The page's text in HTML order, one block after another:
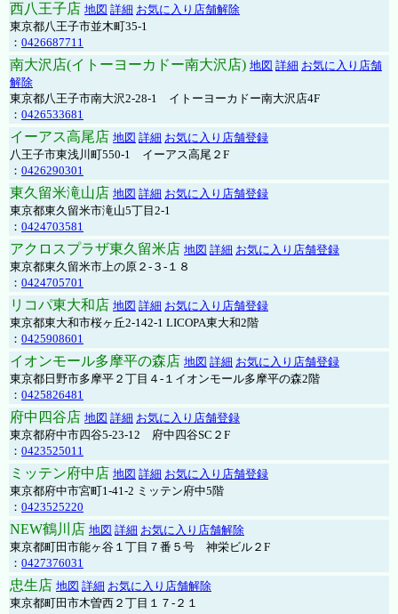
西八王子店 地図 詳細 お気に入り店舗解除
東京都八王子市並木町35-1
： 0426687711
南大沢店(イトーヨーカドー南大沢店) 地図 詳細 お気に入り店舗
解除
東京都八王子市南大沢2-28-1 イトーヨーカドー南大沢店4F
： 0426533681
イーアス高尾店 地図 詳細 お気に入り店舗登録
八王子市東浅川町550-1 イーアス高尾２F
： 0426290301
東久留米滝山店 地図 詳細 お気に入り店舗登録
東京都東久留米市滝山5丁目2-1
： 0424703581
アクロスプラザ東久留米店 地図 詳細 お気に入り店舗登録
東京都東久留米市上の原２-３-１８
： 0424705701
リコパ東大和店 地図 詳細 お気に入り店舗登録
東京都東大和市桜ヶ丘2-142-1 LICOPA東大和2階
： 0425908601
イオンモール多摩平の森店 地図 詳細 お気に入り店舗登録
東京都日野市多摩平２丁目４-１イオンモール多摩平の森2階
： 0425826481
府中四谷店 地図 詳細 お気に入り店舗登録
東京都府中市四谷5-23-12 府中四谷SC２F
： 0423525011
ミッテン府中店 地図 詳細 お気に入り店舗登録
東京都府中市宮町1-41-2 ミッテン府中5階
： 0423525220
NEW鶴川店 地図 詳細 お気に入り店舗解除
東京都町田市能ヶ谷１丁目７番５号 神栄ビル２F
： 0427376031
忠生店 地図 詳細 お気に入り店舗解除
東京都町田市木曽西２丁目１７-２１